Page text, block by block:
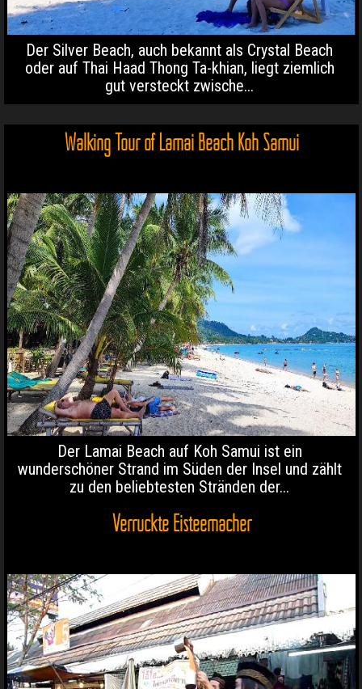
Der Silver Beach, auch bekannt als Crystal Beach
oder auf Thai Haad Thong Ta-khian, liegt ziemlich
gut versteckt zwische...
Walking Tour of Lamai Beach Koh Samui
Der Lamai Beach auf Koh Samui ist ein
wunderschöner Strand im Süden der Insel und zählt
zu den beliebtesten Stränden der...
Verrückte Eisteemacher